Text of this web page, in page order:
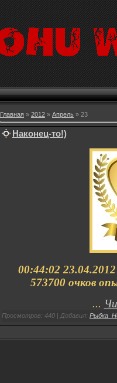
Главная » 2012 » Апрель » 23
Наконец-то!)
00:44:02
573700 очков
...
Просмотров: 440 | Добавил: